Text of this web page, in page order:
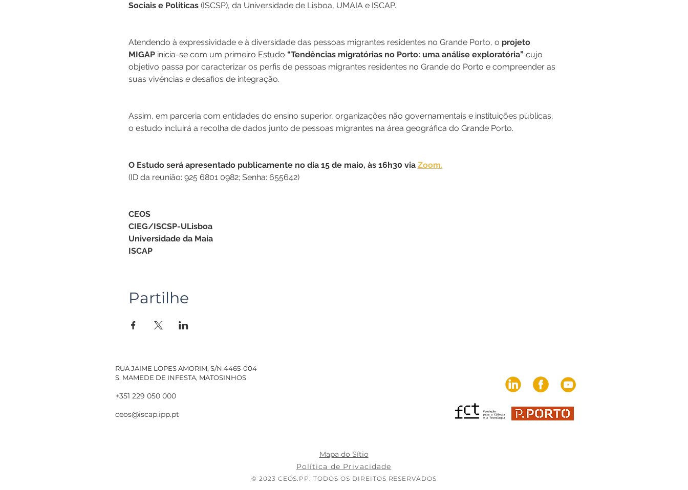
Sociais e Políticas (ISCSP), da Universidade de Lisboa, UMAIA e ISCAP.
Atendendo à expressividade e à diversidade das pessoas migrantes residentes no Grande Porto, o projeto
MIGAP inicia-se com um primeiro Estudo “Tendências migratórias no Porto: uma análise exploratória” cujo
objetivo passa por caracterizar os perfis de pessoas migrantes residentes no Grande do Porto e compreender as
suas vivências e desafios de integração.
Assim, em parceria com entidades do ensino superior, organizações não governamentais e instituições públicas,
o estudo incluirá a recolha de dados junto de pessoas migrantes na área geográfica do Grande Porto.
O Estudo será apresentado publicamente no dia 15 de maio, às 16h30 via Zoom.
(ID da reunião: 925 6801 0982; Senha: 655642)
CEOS
CIEG/ISCSP-ULisboa
Universidade da Maia
ISCAP
Partilhe
RUA JAIME LOPES AMORIM, S/N 4465-004
S. MAMEDE DE INFESTA, MATOSINHOS
+351 229 050 000
ceos@iscap.ipp.pt
Mapa do Sítio
Política de Privacidade
© 2023 CEOS.PP. TODOS OS DIREITOS RESERVADOS